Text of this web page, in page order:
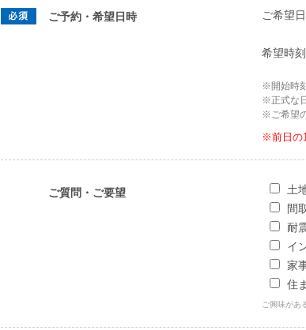
ご予約・希望日時 ご希望日
希望時刻
※開始時
※正式な
※ご希望
※前日の
ご質問・ご要望 土
間
耐
イ
家
住
ご興味があ